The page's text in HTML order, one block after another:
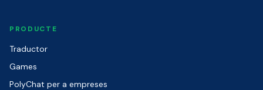
PRODUCTE
Traductor
Games
PolyChat per a empreses